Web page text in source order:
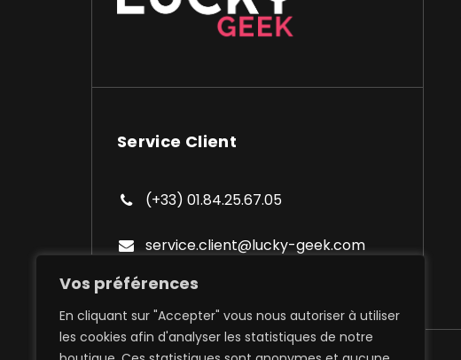
Vos préférences
En cliquant sur "Accepter" vous nous autoriser à utiliser
les cookies afin d'analyser les statistiques de notre
Service Client
(+33) 01.84.25.67.05
service.client@lucky-geek.com